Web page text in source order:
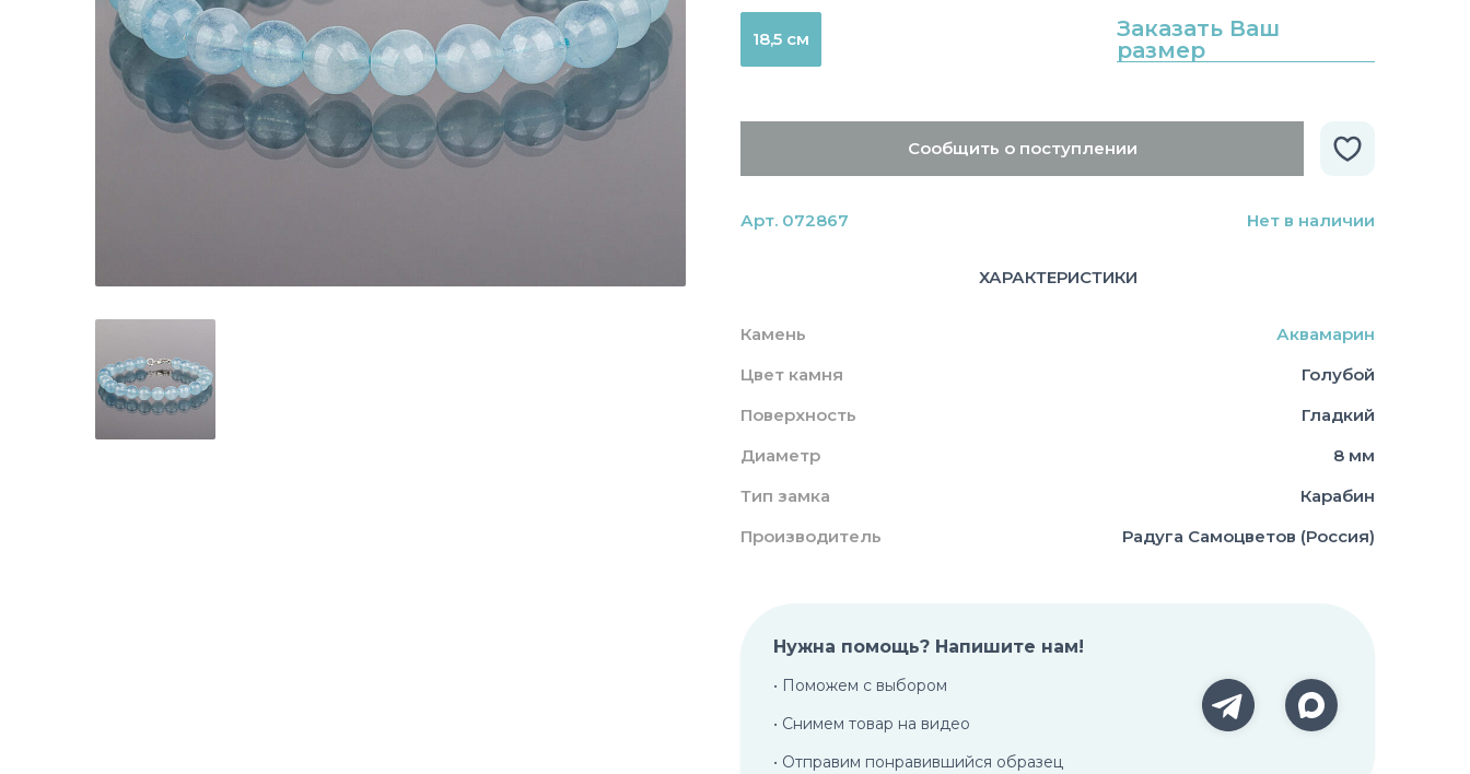
18,5 см
Заказать Ваш
размер
Сообщить о поступлении
Арт. 072867 Нет в наличии
ХАРАКТЕРИСТИКИ
Камень
Аквамарин
Цвет камня
Голубой
Поверхность
Гладкий
Диаметр
8 мм
Тип замка
Карабин
Производитель
Радуга Самоцветов (Россия)
Нужна помощь? Напишите нам!
• Поможем с выбором
• Снимем товар на видео
• Отправим понравившийся образец